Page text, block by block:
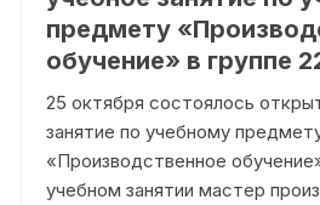
предмету
обучение» в группе
25 октября состоялось
занятие по учебному
«Производственное
учебном занятии мастер